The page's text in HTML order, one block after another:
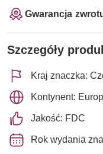
Gwarancja
Szczegóły
Kraj znaczka:
Kontynent:
Jakość: FDC
Rok wydania